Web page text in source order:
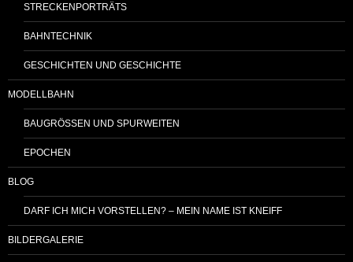
STRECKENPORTRÄTS
BAHNTECHNIK
GESCHICHTEN UND GESCHICHTE
MODELLBAHN
BAUGRÖSSEN UND SPURWEITEN
EPOCHEN
BLOG
DARF ICH MICH VORSTELLEN? – MEIN NAME IST KNEIFF
BILDERGALERIE